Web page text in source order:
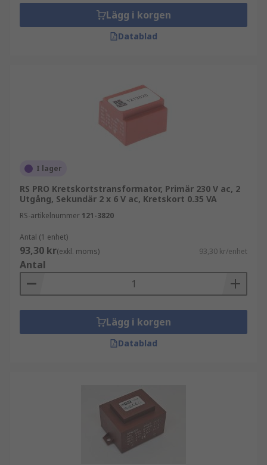
Lägg i korgen
Datablad
I lager
RS PRO Kretskortstransformator, Primär 230 V ac, 2
Utgång, Sekundär 2 x 6 V ac, Kretskort 0.35 VA
RS-artikelnummer 121-3820
Antal (1 enhet)
93,30 kr(exkl. moms) 93,30 kr/enhet
Antal
Lägg i korgen
Datablad